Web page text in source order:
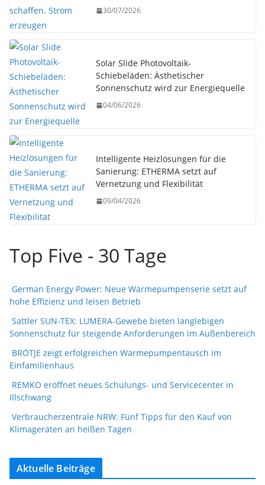
30/07/2026
Solar Slide Photovoltaik-
Schiebeläden: Ästhetischer
Sonnenschutz wird zur Energiequelle
04/06/2026
Intelligente Heizlösungen für die
Sanierung: ETHERMA setzt auf
Vernetzung und Flexibilität
09/04/2026
Top Five - 30 Tage
German Energy Power: Neue Wärmepumpenserie setzt auf
hohe Effizienz und leisen Betrieb
Sattler SUN-TEX: LUMERA-Gewebe bieten langlebigen
Sonnenschutz für steigende Anforderungen im Außenbereich
BRÖTJE zeigt erfolgreichen Wärmepumpentausch im
Einfamilienhaus
REMKO eröffnet neues Schulungs- und Servicecenter in
Illschwang
Verbraucherzentrale NRW: Fünf Tipps für den Kauf von
Klimageräten an heißen Tagen
Aktuelle Beiträge